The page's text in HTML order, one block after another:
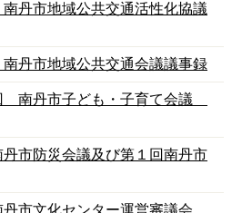
丹市地域公共交通活性化協議
丹市地域公共交通会議議事録
南丹市子ども・子育て会議
市防災会議及び第１回南丹市
丹市文化センター運営審議会